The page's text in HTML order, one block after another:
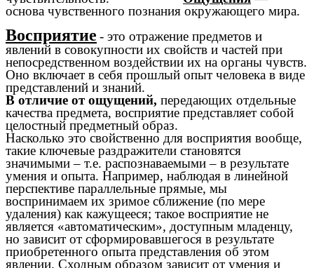
основа чувственного познания окружающего мира.
Восприятие - это отражение предметов и
явлений в совокупности их свойств и частей при
непосредственном воздействии их на органы чувств.
Оно включает в себя прошлый опыт человека в виде
представлений и знаний.
В отличие от ощущений, передающих отдельные
качества предмета, восприятие представляет собой
целостный предметный образ.
Насколько это свойственно для восприятия вообще,
такие ключевые раздражители становятся
значимыми – т.е. распознаваемыми – в результате
умения и опыта. Например, наблюдая в линейной
перспективе параллельные прямые, мы
воспринимаем их зримое сближение (по мере
удаления) как кажущееся; такое восприятие не
является «автоматическим», доступным младенцу,
но зависит от сформировавшегося в результате
приобретенного опыта представления об этом
явлении. Сходным образом зависит от умения и